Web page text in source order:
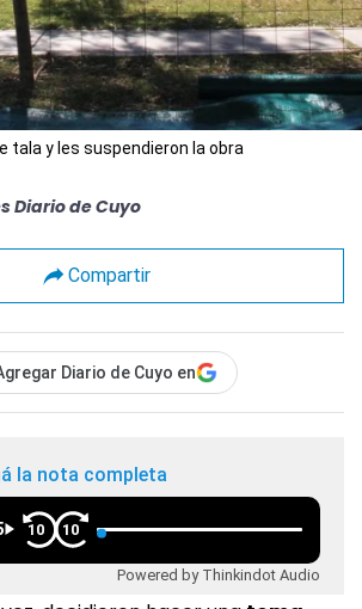
tala y les suspendieron la obra
Diario de Cuyo
Compartir
Diario de Cuyo en
la nota completa
10 10
Powered by Thinkindot Audio